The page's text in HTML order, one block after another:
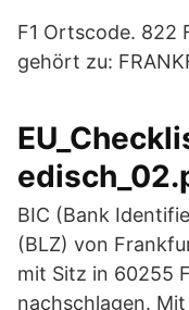
F1 Ortscode. 822
gehört zu:
BIC (Bank
(BLZ) von
mit Sitz in 60255
nachschlagen.